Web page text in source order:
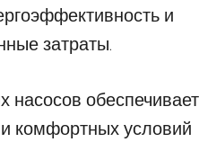
и
затраты.
насосов обеспечивает
комфортных условий